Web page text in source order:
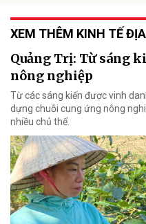
XEM THÊM KINH TẾ
Quảng Trị: Từ sáng
nông nghiệp
Từ các sáng kiến được vinh
dựng chuỗi cung ứng nông
nhiều chủ thể.